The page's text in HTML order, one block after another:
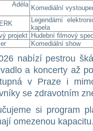
Adéla Komediální
Legendární
kapela
projekt Hudební filmový
Komediální show
nabízí pestrou
a koncerty až
v Praze i
se zdravotním
si program
omezenou